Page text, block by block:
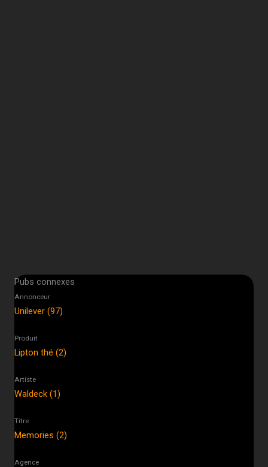
Pubs connexes
Annonceur
Unilever (97)
Produit
Lipton thé (2)
Artiste
Waldeck (1)
Titre
Memories (2)
Agence